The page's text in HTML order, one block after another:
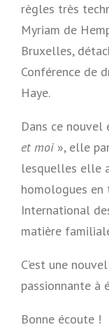
règles très
Myriam de
Bruxelles,
Conférence de
Haye.
Dans ce nouvel
et moi », elle
lesquelles elle
homologues en
International
matière
C’est une
passionnante à
Bonne écoute !